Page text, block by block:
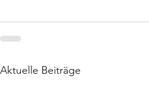
Aktuelle Beiträge